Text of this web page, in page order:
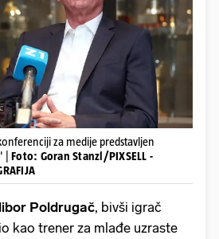
za medije predstavljen
Foto: Goran Stanzl/PIXSELL -
Poldrugač, bivši igrač
kao trener za mlađe uzraste